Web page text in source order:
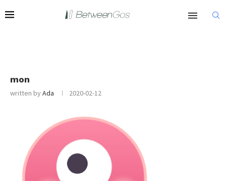
mon
written byAda 2020-02-12